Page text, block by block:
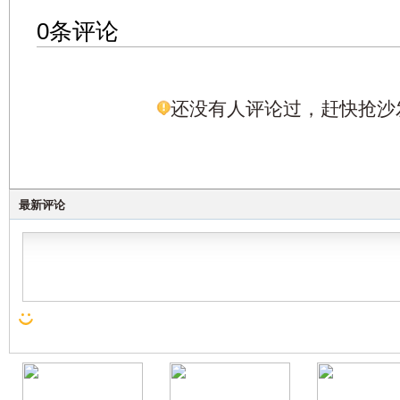
0条评论
还没有人评论过，赶快抢沙
最新评论